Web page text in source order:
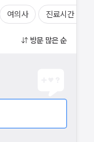
여의사 진료시간
방문 많은 순